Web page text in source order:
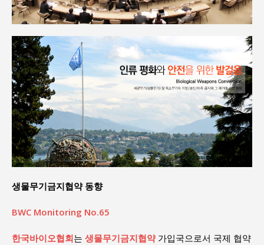
생물무기금지협약 동향
BWC Monitoring No.65
한국바이오협회는 생물무기금지협약가입국으로서 국제 협약